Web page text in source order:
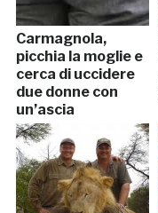
Carmagnola,
picchia la moglie e
cerca di uccidere
due donne con
un’ascia